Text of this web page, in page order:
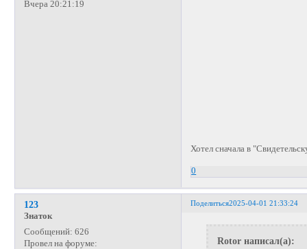
Вчера 20:21:19
Хотел сначала в
0
Поделиться2025-04-01 21:33:24
123
Знаток
Сообщений: 626
Провел на форуме:
Rotor написал(а):